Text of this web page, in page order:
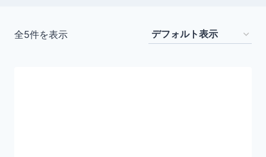
全5件を表示